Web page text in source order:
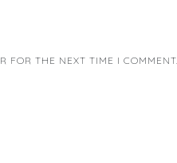
FOR THE NEXT TIME I COMMENT.